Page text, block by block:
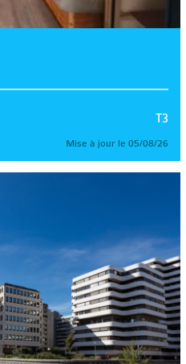
T3
Mise à jour le 05/08/26